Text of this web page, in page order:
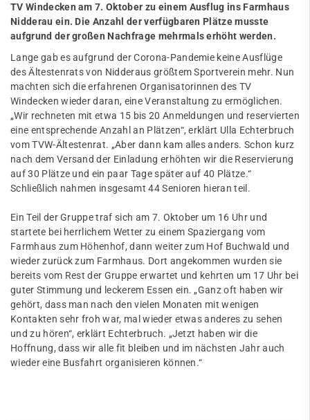
TV Windecken am 7. Oktober zu einem Ausflug ins Farmhaus
Nidderau ein. Die Anzahl der verfügbaren Plätze musste
aufgrund der großen Nachfrage mehrmals erhöht werden.
Lange gab es aufgrund der Corona-Pandemie keine Ausflüge
des Ältestenrats von Nidderaus größtem Sportverein mehr. Nun
machten sich die erfahrenen Organisatorinnen des TV
Windecken wieder daran, eine Veranstaltung zu ermöglichen.
„Wir rechneten mit etwa 15 bis 20 Anmeldungen und reservierten
eine entsprechende Anzahl an Plätzen“, erklärt Ulla Echterbruch
vom TVW-Ältestenrat. „Aber dann kam alles anders. Schon kurz
nach dem Versand der Einladung erhöhten wir die Reservierung
auf 30 Plätze und ein paar Tage später auf 40 Plätze.“
Schließlich nahmen insgesamt 44 Senioren hieran teil.
Ein Teil der Gruppe traf sich am 7. Oktober um 16 Uhr und
startete bei herrlichem Wetter zu einem Spaziergang vom
Farmhaus zum Höhenhof, dann weiter zum Hof Buchwald und
wieder zurück zum Farmhaus. Dort angekommen wurden sie
bereits vom Rest der Gruppe erwartet und kehrten um 17 Uhr bei
guter Stimmung und leckerem Essen ein. „Ganz oft haben wir
gehört, dass man nach den vielen Monaten mit wenigen
Kontakten sehr froh war, mal wieder etwas anderes zu sehen
und zu hören“, erklärt Echterbruch. „Jetzt haben wir die
Hoffnung, dass wir alle fit bleiben und im nächsten Jahr auch
wieder eine Busfahrt organisieren können.“